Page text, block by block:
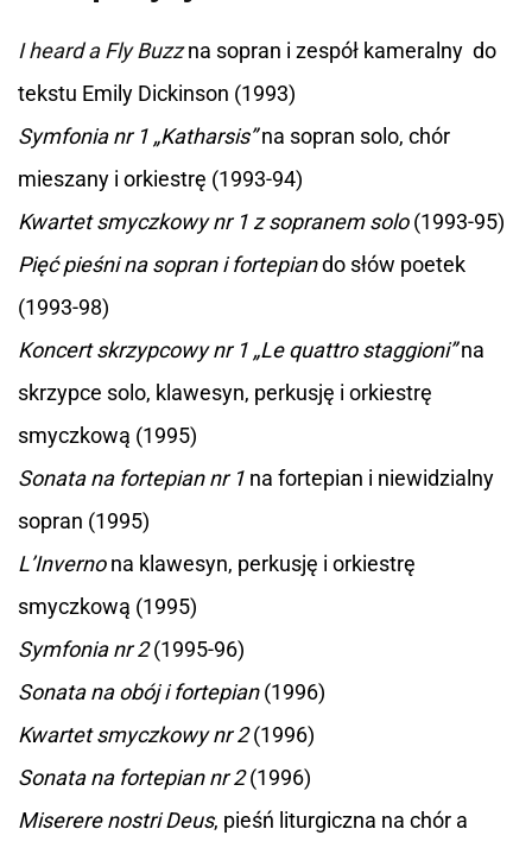
I heard a Fly Buzzna sopran i zespół kameralny do
tekstu Emily Dickinson (1993)
Symfonia nr 1 „Katharsis”na sopran solo, chór
mieszany i orkiestrę (1993-94)
Kwartet smyczkowy nr 1 z sopranem solo(1993-95)
Pięć pieśni na sopran i fortepiando słów poetek
(1993-98)
Koncert skrzypcowy nr 1 „Le quattro staggioni”na
skrzypce solo, klawesyn, perkusję i orkiestrę
smyczkową (1995)
Sonata na fortepian nr 1 na fortepian i niewidzialny
sopran (1995)
L’Invernona klawesyn, perkusję i orkiestrę
smyczkową (1995)
Symfonia nr 2(1995-96)
Sonata na obój i fortepian(1996)
Kwartet smyczkowy nr 2(1996)
Sonata na fortepian nr 2(1996)
Miserere nostri Deus, pieśń liturgiczna na chór a